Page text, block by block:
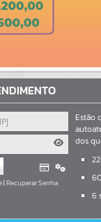
|Recuperar Senha
Estão
dos
60
6